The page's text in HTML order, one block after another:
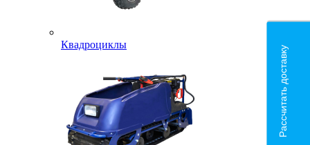
Квадроциклы Рассчитать доставку